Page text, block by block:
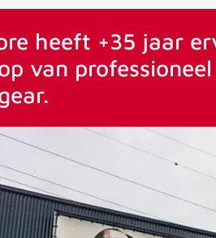
ervaring Vanaf 75€ gratis
heeft +35 jaar
van